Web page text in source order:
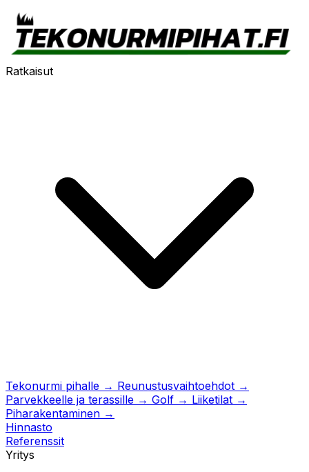
Ratkaisut
Tekonurmi pihalle → Reunustusvaihtoehdot →
Parvekkeelle ja terassille → Golf → Liiketilat →
Piharakentaminen →
Hinnasto
Referenssit
Yritys